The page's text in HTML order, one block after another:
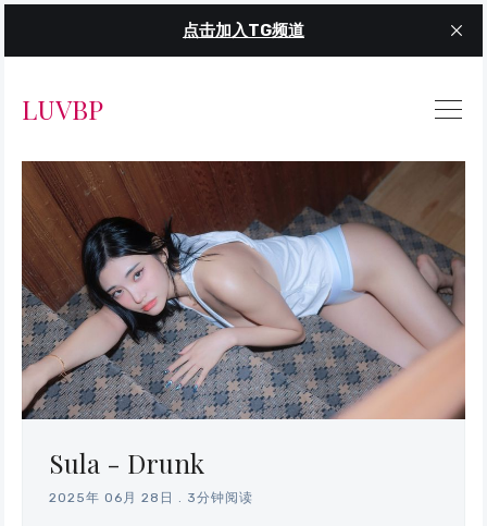
点击加入TG频道
LUVBP
Sula - Drunk
2025年 06月 28日 3分钟阅读